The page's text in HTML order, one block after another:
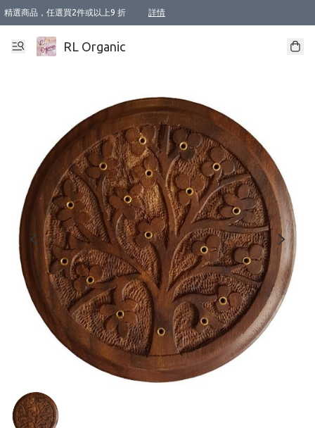
精選商品，任選買2件或以上9 折 詳情
XI周年優惠【新品自由選2件88折/3件85折】
XI周年優惠【Chakra 脈輪平衡自由選2件9折/3件85折/5件8折】
Florame 肌底自由選 2支9折 3支85折
XI周年優惠【蟲蟲退散 · 防衛結界﹞系列2件9折】
Sunki 任選2件95折
BIOFFICINA TOSCANA 任選2支9折 3支85折
Lamav 任選1件9折 2件85折
Mukti Organics 指定產品任選1件9折, 2件88折 3件85折
Intelligent Nutrients Skincare 任選2件9折
deodorant 任選2件88折
化妝品 任選2件95折
XI周年優惠【身心靈單品 任選2件9折/3件85折/5件8折】
XI周年優惠 【精油/香水 任選2件9折/3件85折/5件8折】
XI周年優惠【「關節到肌膚」全效養護 BODY OIL 組2件88折/3件85折】
XI周年優惠【夏日有機物理防曬套裝2件88折】
XI周年優惠【夏日潔面隨意選2件88折/3件85折】
XI周年優惠【逆齡奇蹟抗氧 11 自由選2件88折/3件85折/4件或以上8折】
新會員首次購物即享全單 95 折優惠！
成為VIP / VVIP 可享有生日月現金扣減獎賞優惠 !! 記得去賬户資料填上生日日期啦 !
選用順豐速運，滿$500 免運費
本地速遞 京東 送住宅/ 工商地址 $400 免運費
澳門訂單選用順豐速運，滿$800 免運費
RL Organic